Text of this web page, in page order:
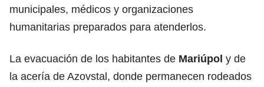
municipales, médicos y organizaciones
humanitarias preparados para atenderlos.
La evacuación de los habitantes de Mariúpol y de
la acería de Azovstal, donde permanecen rodeados